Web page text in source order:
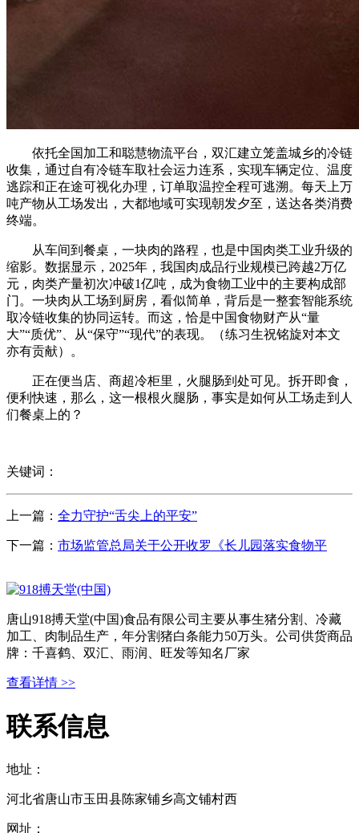
依托全国加工和聪慧物流平台，双汇建立笼盖城乡的冷链
收集，通过自有冷链车取社会运力连系，实现车辆定位、温度
逃踪和正在途可视化办理，订单取温控全程可逃溯。每天上万
吨产物从工场发出，大都地域可实现朝发夕至，送达各类消费
终端。
从车间到餐桌，一块肉的路程，也是中国肉类工业升级的
缩影。数据显示，2025年，我国肉成品行业规模已跨越2万亿
元，肉类产量初次冲破1亿吨，成为食物工业中的主要构成部
门。一块肉从工场到厨房，看似简单，背后是一整套智能系统
取冷链收集的协同运转。而这，恰是中国食物财产从“量
大”“质优”、从“保守”“现代”的表现。（练习生祝铭旋对本文
亦有贡献）。
正在便当店、商超冷柜里，火腿肠到处可见。拆开即食，
便利快速，那么，这一根根火腿肠，事实是如何从工场走到人
们餐桌上的？
关键词：
上一篇： 全力守护“舌尖上的平安”
下一篇： 市场监管总局关于公开收罗《长儿园落实食物平
唐山918搏天堂(中国)食品有限公司主要从事生猪分割、冷藏
加工、肉制品生产，年分割猪白条能力50万头。公司供货商品
牌：千喜鹤、双汇、雨润、旺发等知名厂家
查看详情 >>
联系信息
地址：
河北省唐山市玉田县陈家铺乡高文铺村西
网址：